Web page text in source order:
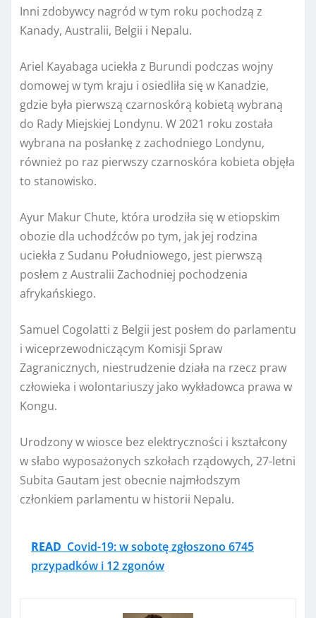
Inni zdobywcy nagród w tym roku pochodzą z
Kanady, Australii, Belgii i Nepalu.
Ariel Kayabaga uciekła z Burundi podczas wojny
domowej w tym kraju i osiedliła się w Kanadzie,
gdzie była pierwszą czarnoskórą kobietą wybraną
do Rady Miejskiej Londynu. W 2021 roku została
wybrana na posłankę z zachodniego Londynu,
również po raz pierwszy czarnoskóra kobieta objęła
to stanowisko.
Ayur Makur Chute, która urodziła się w etiopskim
obozie dla uchodźców po tym, jak jej rodzina
uciekła z Sudanu Południowego, jest pierwszą
posłem z Australii Zachodniej pochodzenia
afrykańskiego.
Samuel Cogolatti z Belgii jest posłem do parlamentu
i wiceprzewodniczącym Komisji Spraw
Zagranicznych, niestrudzenie działa na rzecz praw
człowieka i wolontariuszy jako wykładowca prawa w
Kongu.
Urodzony w wiosce bez elektryczności i kształcony
w słabo wyposażonych szkołach rządowych, 27-letni
Subita Gautam jest obecnie najmłodszym
członkiem parlamentu w historii Nepalu.
READ Covid-19: w sobotę zgłoszono 6745
przypadków i 12 zgonów